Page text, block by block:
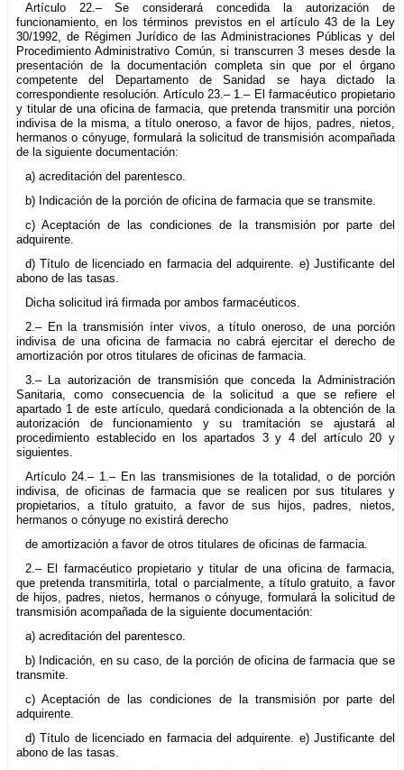
Artículo 22.– Se considerará concedida la autorización de
funcionamiento, en los términos previstos en el artículo 43 de la Ley
30/1992, de Régimen Jurídico de las Administraciones Públicas y del
Procedimiento Administrativo Común, si transcurren 3 meses desde la
presentación de la documentación completa sin que por el órgano
competente del Departamento de Sanidad se haya dictado la
correspondiente resolución. Artículo 23.– 1.– El farmacéutico propietario
y titular de una oficina de farmacia, que pretenda transmitir una porción
indivisa de la misma, a título oneroso, a favor de hijos, padres, nietos,
hermanos o cónyuge, formulará la solicitud de transmisión acompañada
de la siguiente documentación:
a) acreditación del parentesco.
b) Indicación de la porción de oficina de farmacia que se transmite.
c) Aceptación de las condiciones de la transmisión por parte del
adquirente.
d) Título de licenciado en farmacia del adquirente. e) Justificante del
abono de las tasas.
Dicha solicitud irá firmada por ambos farmacéuticos.
2.– En la transmisión ínter vivos, a título oneroso, de una porción
indivisa de una oficina de farmacia no cabrá ejercitar el derecho de
amortización por otros titulares de oficinas de farmacia.
3.– La autorización de transmisión que conceda la Administración
Sanitaria, como consecuencia de la solicitud a que se refiere el
apartado 1 de este artículo, quedará condicionada a la obtención de la
autorización de funcionamiento y su tramitación se ajustará al
procedimiento establecido en los apartados 3 y 4 del artículo 20 y
siguientes.
Artículo 24.– 1.– En las transmisiones de la totalidad, o de porción
indivisa, de oficinas de farmacia que se realicen por sus titulares y
propietarios, a título gratuito, a favor de sus hijos, padres, nietos,
hermanos o cónyuge no existirá derecho
de amortización a favor de otros titulares de oficinas de farmacia.
2.– El farmacéutico propietario y titular de una oficina de farmacia,
que pretenda transmitirla, total o parcialmente, a título gratuito, a favor
de hijos, padres, nietos, hermanos o cónyuge, formulará la solicitud de
transmisión acompañada de la siguiente documentación:
a) acreditación del parentesco.
b) Indicación, en su caso, de la porción de oficina de farmacia que se
transmite.
c) Aceptación de las condiciones de la transmisión por parte del
adquirente.
d) Título de licenciado en farmacia del adquirente. e) Justificante del
abono de las tasas.